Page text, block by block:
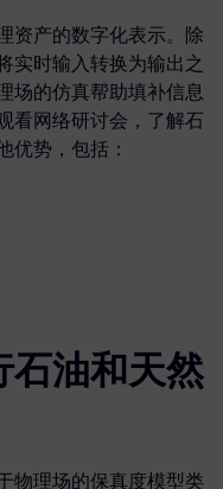
资产的数字化表示。除
实时输入转换为输出之
场的仿真帮助填补信息
看网络研讨会，了解石
优势，包括：
石油和天然
物理场的保真度模型类